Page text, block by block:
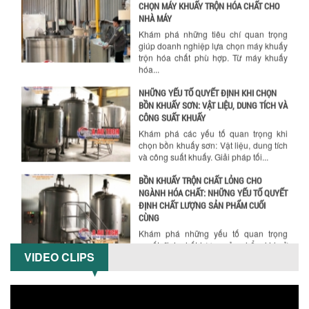
NHÀ MÁY
Khám phá những tiêu chí quan trọng
giúp doanh nghiệp lựa chọn máy khuấy
trộn hóa chất phù hợp. Từ máy khuấy
hóa...
BỒN KHUẤY SƠN: VẬT LIỆU, DUNG TÍCH VÀ
CÔNG SUẤT KHUẤY
Khám phá các yếu tố quan trọng khi
chọn bồn khuấy sơn: Vật liệu, dung tích
và công suất khuấy. Giải pháp tối...
NGÀNH HÓA CHẤT: NHỮNG YẾU TỐ QUYẾT
ĐỊNH CHẤT LƯỢNG SẢN PHẨM CUỐI
CÙNG
Khám phá những yếu tố quan trọng
quyết định chất lượng sản phẩm khi sử
dụng bồn khuấy trộn chất lỏng trong...
ĐÚNG DỤNG CỤ KHUẤY SƠN CHO DÂY
VIDEO CLIPS